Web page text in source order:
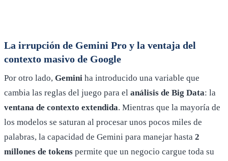
La irrupción de Gemini Pro y la ventaja del
contexto masivo de Google
Por otro lado, Gemini ha introducido una variable que
cambia las reglas del juego para el análisis de Big Data: la
ventana de contexto extendida. Mientras que la mayoría de
los modelos se saturan al procesar unos pocos miles de
palabras, la capacidad de Gemini para manejar hasta 2
millones de tokens permite que un negocio cargue toda su